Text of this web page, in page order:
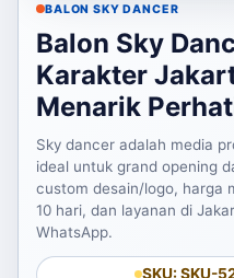
BALON SKY DANCER
Balon Sky
Karakter
Menarik
Sky dancer adalah media
ideal untuk grand opening
custom desain/logo, harga
10 hari, dan layanan di
WhatsApp.
SKU: SKU-